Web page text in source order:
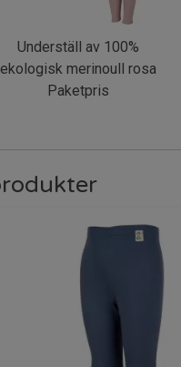
Underställ av 100%
ekologisk merinoull rosa
Paketpris